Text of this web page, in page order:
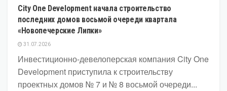
City One Development начала строительство
последних домов восьмой очереди квартала
«Новопечерские Липки»
31.07.2026
Инвестиционно-девелоперская компания City One
Development приступила к строительству
проектных домов № 7 и № 8 восьмой очереди...